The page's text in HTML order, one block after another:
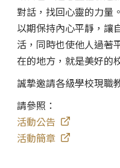
對話，找回心靈的力量
以期保持內心平靜，讓
活，同時也使他人過著
在的地方，就是美好的
誠摯邀請各級學校現職
請參照：
活動公告
活動簡章